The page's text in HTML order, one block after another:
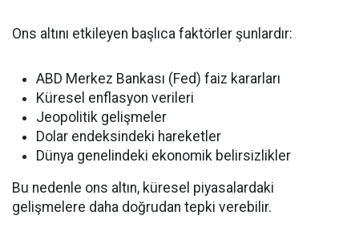
Ons altını etkileyen başlıca faktörler şunlardır:
ABD Merkez Bankası (Fed) faiz kararları
Küresel enflasyon verileri
Jeopolitik gelişmeler
Dolar endeksindeki hareketler
Dünya genelindeki ekonomik belirsizlikler
Bu nedenle ons altın, küresel piyasalardaki
gelişmelere daha doğrudan tepki verebilir.